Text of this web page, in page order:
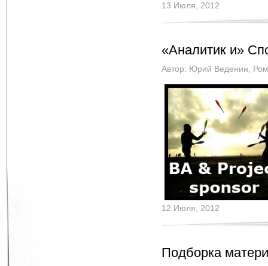
13 Июля, 2012
«Аналитик и»
Автор: Юрий Веденин
12 Июля, 2012
Подборка